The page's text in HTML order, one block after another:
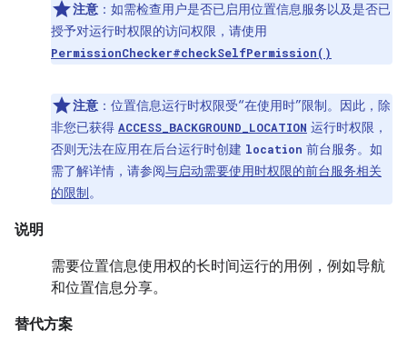
注意 ： 如需检查用户是否已启用位置信息服务以及是否已
授予对运行时权限的访问权限，请使用
PermissionChecker#checkSelfPermission()
注意 ： 位置信息运行时权限受“在使用时”限制。因此，除
非您已获得 ACCESS_BACKGROUND_LOCATION 运行时权限，
否则无法在应用在后台运行时创建 location 前台服务。如
需了解详情，请参阅与启动需要使用时权限的前台服务相关
的限制。
说明
需要位置信息使用权的长时间运行的用例，例如导航
和位置信息分享。
替代方案